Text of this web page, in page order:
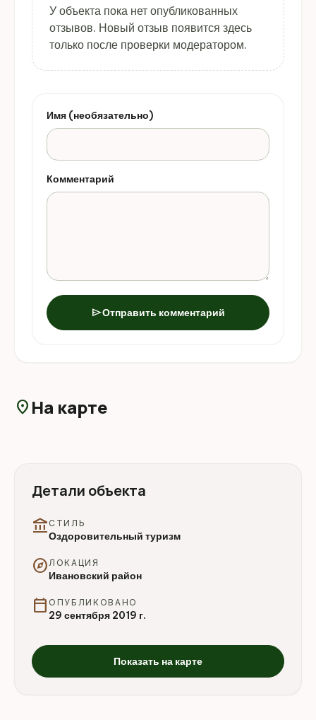
У объекта пока нет опубликованных
отзывов. Новый отзыв появится здесь
только после проверки модератором.
Имя (необязательно)
Комментарий
sendОтправить комментарий
location_on На карте
Детали объекта
account_balance СТИЛЬ
Оздоровительный туризм
explore ЛОКАЦИЯ
Ивановский район
calendar_today ОПУБЛИКОВАНО
29 сентября 2019 г.
Показать на карте